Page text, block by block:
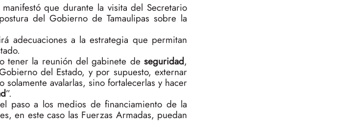
que durante la visita del Secretario
del Gobierno de Tamaulipas sobre la
adecuaciones a la estrategia que permitan
tener la reunión del gabinete de seguridad,
del Estado, y por supuesto, externar
avalarlas, sino fortalecerlas y hacer
”.
paso a los medios de financiamiento de la
en este caso las Fuerzas Armadas, puedan